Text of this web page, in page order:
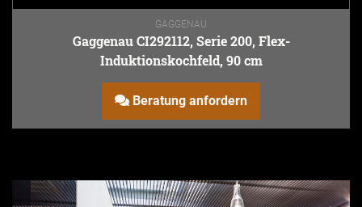
GAGGENAU
Gaggenau CI292112, Serie 200, Flex-
Induktionskochfeld, 90 cm
Beratung anfordern